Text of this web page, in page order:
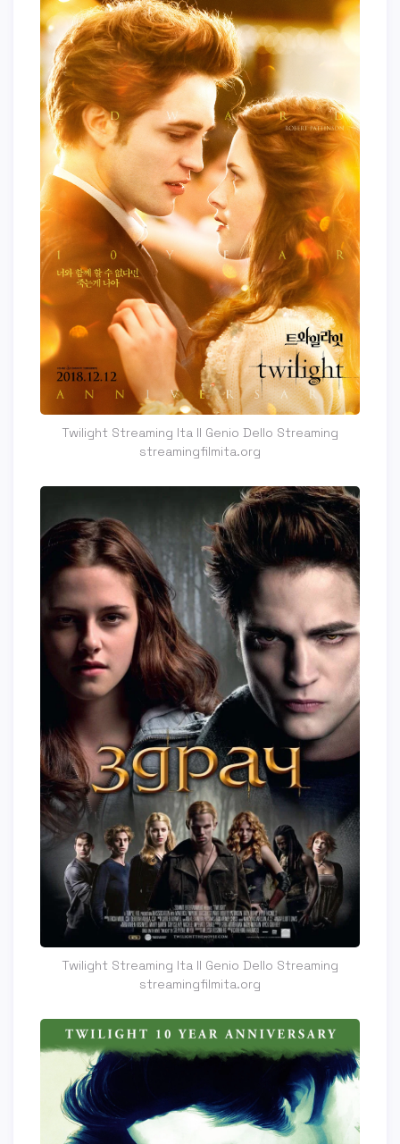
Twilight Streaming Ita Il Genio Dello Streaming
streamingfilmita.org
Twilight Streaming Ita Il Genio Dello Streaming
streamingfilmita.org